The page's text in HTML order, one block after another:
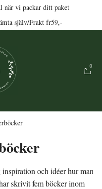
när vi packar ditt paket
själv/Frakt fr59,-
0
och idéer hur man
skrivit fem böcker inom